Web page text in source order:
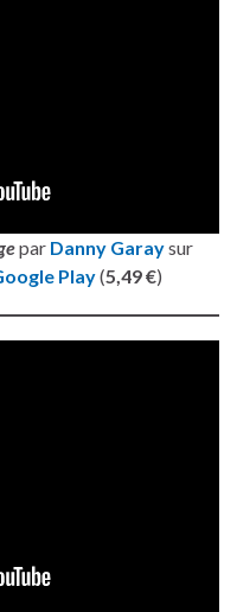
par Danny Garaysur
Play(5,49 €)